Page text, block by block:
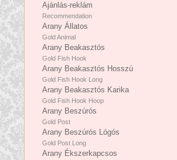
Ajánlás-reklám
Recommendation
Arany Állatos
Gold Animal
Arany Beakasztós
Gold Fish Hook
Arany Beakasztós Hosszú
Gold Fish Hook Long
Arany Beakasztós Karika
Gold Fish Hook Hoop
Arany Beszúrós
Gold Post
Arany Beszúrós Lógós
Gold Post Long
Arany Ékszerkapcsos